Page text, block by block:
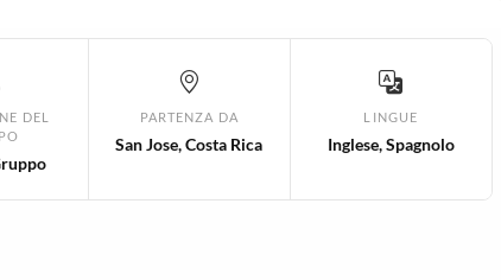
DEL
PARTENZA DA
San Jose, Costa Rica
LINGUE
Inglese, Spagnolo